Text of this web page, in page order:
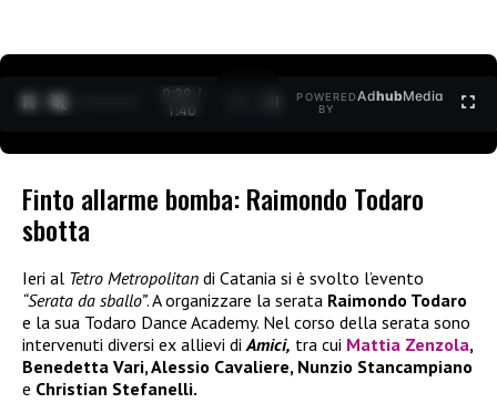
0:30 /
1:40
POWERED
BY
AdhubMedia
Finto allarme bomba: Raimondo Todaro
sbotta
Ieri al Tetro Metropolitan di Catania si è svolto l’evento
“Serata da sballo”. A organizzare la serata Raimondo Todaro
e la sua Todaro Dance Academy. Nel corso della serata sono
intervenuti diversi ex allievi diAmici, tra cui Mattia Zenzola,
Benedetta Vari, Alessio Cavaliere, Nunzio Stancampiano
e Christian Stefanelli.